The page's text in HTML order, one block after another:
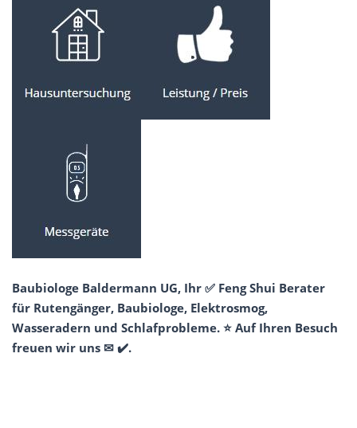
Baubiologe Baldermann UG, Ihr ✅ Feng Shui Berater
für Rutengänger, Baubiologe, Elektrosmog,
Wasseradern und Schlafprobleme. ⭐ Auf Ihren Besuch
freuen wir uns ✉ ✔️.